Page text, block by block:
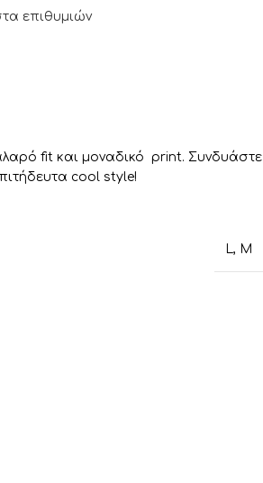
επιθυμιών
fit και μοναδικό print. Συνδυάστε
cool style!
L, M